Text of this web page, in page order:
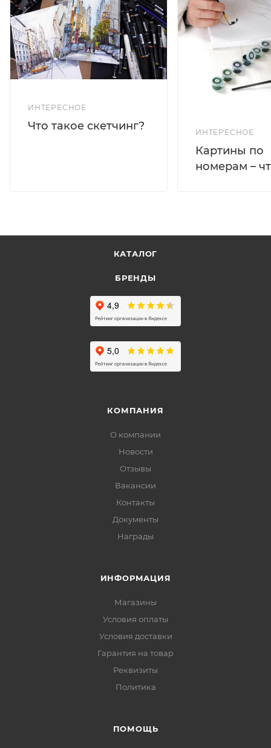
ИНТЕРЕСНОЕ
Что такое скетчинг?
ИНТЕРЕСНОЕ
Картины по
номерам –
КАТАЛОГ
БРЕНДЫ
КОМПАНИЯ
О компании
Новости
Отзывы
Вакансии
Контакты
Документы
Награды
ИНФОРМАЦИЯ
Магазины
Условия оплаты
Условия доставки
Гарантия на товар
Реквизиты
Политика
ПОМОЩЬ